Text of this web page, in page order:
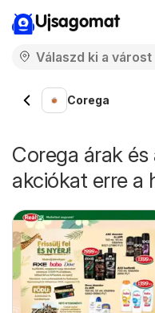
Ujsagomat
Corega
Corega árak
akciókat erre a